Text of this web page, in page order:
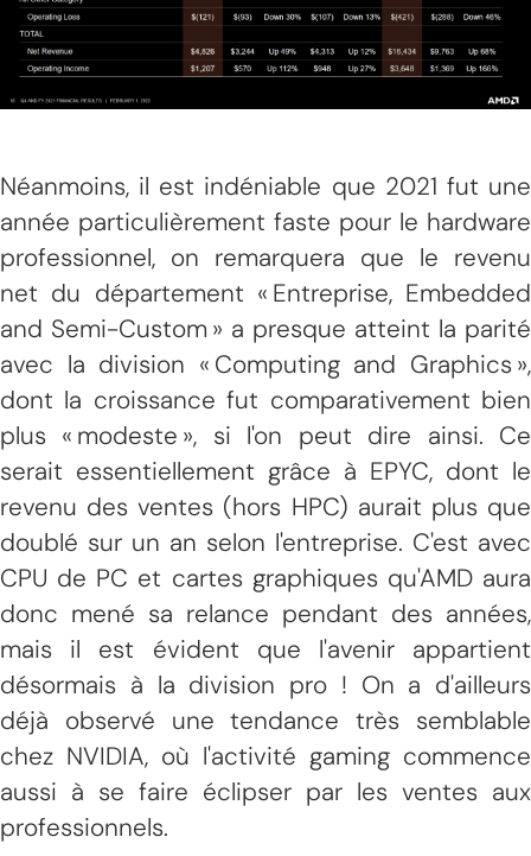
Néanmoins, il est indéniable que 2021 fut une
année particulièrement faste pour le hardware
professionnel, on remarquera que le revenu
net du département « Entreprise, Embedded
and Semi-Custom » a presque atteint la parité
avec la division « Computing and Graphics »,
dont la croissance fut comparativement bien
plus « modeste », si l'on peut dire ainsi. Ce
serait essentiellement grâce à EPYC, dont le
revenu des ventes (hors HPC) aurait plus que
doublé sur un an selon l'entreprise. C'est avec
CPU de PC et cartes graphiques qu'AMD aura
donc mené sa relance pendant des années,
mais il est évident que l'avenir appartient
désormais à la division pro ! On a d'ailleurs
déjà observé une tendance très semblable
chez NVIDIA, où l'activité gaming commence
aussi à se faire éclipser par les ventes aux
professionnels.